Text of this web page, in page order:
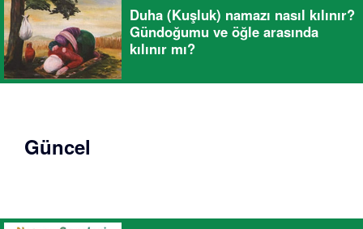
Duha (Kuşluk) namazı nasıl kılınır?
Gündoğumu ve öğle arasında
kılınır mı?
Güncel